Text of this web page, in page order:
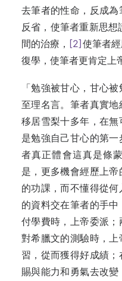
去筆者的性命，反成
反省，使筆者重新思想
間的治療， [2] 使筆者
復學，使筆者更肯定上
「勉強被甘心，甘心
至理名言。筆者真實地
移居雪梨十多年，在無
是勉強自己甘心的第
者真正體會這真是條
是，更多機會經歷上
的功課，而不懂得從
的資料交在筆者的手
付學費時，上帝委派
對希臘文的測驗時，
習，從而獲得好成績
賜與能力和勇氣去改